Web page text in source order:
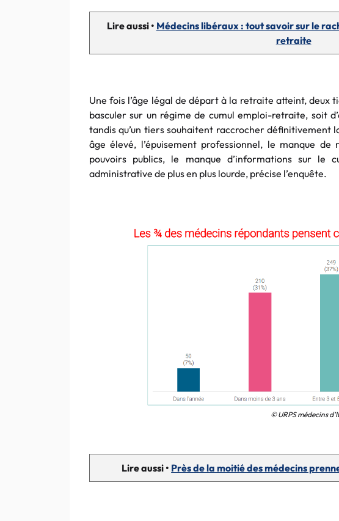
Lire aussi • Médecins libéraux : tout savoir sur le
retraite
Une fois l’âge légal de départ à la retraite atteint, deux
basculer sur un régime de cumul emploi-retraite, soit
tandis qu’un tiers souhaitent raccrocher définitivement
âge élevé, l’épuisement professionnel, le manque
pouvoirs publics, le manque d’informations sur le
administrative de plus en plus lourde, précise l’enquête.
© URPS médecins
Lire aussi • Près de la moitié des médecins